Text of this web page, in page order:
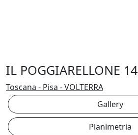
IL POGGIARELLONE 14
Toscana - Pisa - VOLTERRA
Gallery
Planimetria